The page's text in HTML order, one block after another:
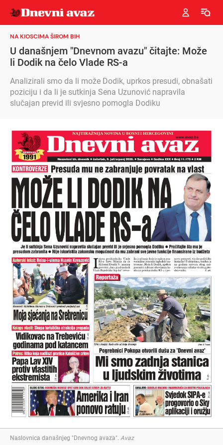
NA KIOSCIMA ŠIROM BIH
U današnjem "Dnevnom avazu" čitajte: Može
li Dodik na čelo Vlade RS-a
Analizirali smo da li može Dodik, uprkos presudi, obnašati
poziciju i da li je sutkinja Sena Uzunović napravila
slučajan previd ili svjesno pomogla Dodiku
Naslovnica današnjeg "Dnevnog avaza" Avaz